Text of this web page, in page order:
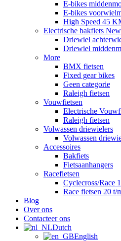
E-bikes
E-bikes
High Speed 45
Electrische bakfiets
Driewiel
Driewiel
More
BMX fietsen
Fixed gear bikes
Geen categorie
Raleigh fietsen
Vouwfietsen
Electrische
Raleigh fietsen
Volwassen driewielers
Volwassen
Accessoires
Bakfiets
Fietsaanhangers
Racefietsen
Cyclecross/Race
Race fietsen 20 t/
Blog
Over ons
Contacteer ons
Dutch
English